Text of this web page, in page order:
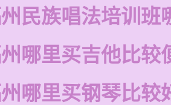
民族唱法培训班
哪里买吉他比较
哪里买钢琴比较